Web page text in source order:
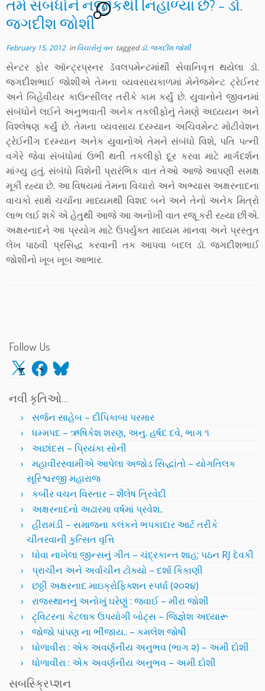
તમે સંબંધોને નજીકથી નિહાળ્યા છે? – ડૉ.
જગદીશ જોશી
9
February 15, 2012inવિચારોનું વન taggedડૉ. જગદીશ જોશી
સેન્ટર ફોર ઑન્ટ્રપ્રનર ડૅવલપમેન્ટમાંથી સેવાનિવૃત્ત થયેલા ડૉ.
જગદીશભાઈ જોશીએ તેમના વ્યવસાયકાળમાં મેનેજમેન્ટ ટ્રેઈનર
અને બિહેવીયર કાઉન્સીલર તરીકે કામ કર્યું છે. યુવાનોને જીવનમાં
સંબંધોને લઈને અનુભવાતી અનેક તકલીફોનું તેમણે અધ્યયન અને
વિશ્લેષણ કર્યું છે. તેમના વ્યવસાય દરમ્યાન અચિવમેન્ટ મોટીવેશન
ટ્રેઈનીંગ દરમ્યાન અનેક યુવાનોએ તેમને સંબંધો વિશે, પતિ પત્ની
વગેરે જેવા સંબંધોમાં ઉભી થતી તકલીફો દૂર કરવા માટે માર્ગદર્શન
માંગ્યુ હતું. સંબંધો વિશેની પ્રારંભિક વાત તેઓ આજે આપણી સમક્ષ
મૂકી રહ્યા છે. આ વિષયમાં તેમના વિચારો અને અભ્યાસ અક્ષરનાદના
વાચકો સાથે ચર્ચાના માધ્યમથી વિશદ બને અને તેનો અનેક મિત્રો
લાભ લઈ શકે એ હેતુથી આજે આ અનોખી વાત રજૂ કરી રહ્યા છીએ.
અક્ષરનાદને આ પ્રયોગ માટે ઉપર્યુક્ત માધ્યમ માનવા અને પ્રસ્તુત
લેખ પાઠવી પ્રસિદ્ધ કરવાની તક આપવા બદલ ડૉ. જગદીશભાઈ
જોશીનો ખૂબ ખૂબ આભાર.
Follow Us
X Facebook
Bluesky
નવી કૃતિઓ…
સર્જન સાહેબ – દીપિકાબા પરમાર
ધમ્મપદ – ઋષિકેશ શરણ, અનુ. હર્ષદ દવે, ભાગ ૧
અછાંદસ – પ્રિયંકા સોની
મહાવીરસ્વામીએ આપેલા અજોડ સિદ્ધાંતો – યોગતિલક
સૂરિશ્વરજી મહારાજ
કબીર વચન વિસ્તાર – શૈલેષ ત્રિવેદી
અક્ષરનાદનો અઢારમા વર્ષમાં પ્રવેશ..
હીરામંડી – સમાજના કલંકને ભપકાદાર આર્ટ તરીકે
ચીતરવાની કુત્સિત વૃત્તિ
ધોવા નાખેલા જીન્સનું ગીત – ચંદ્રકાન્ત શાહ; પઠન RJ દેવકી
પ્રાચીન અને અર્વાચીન ટોક્યો – દર્શા કિકાણી
છઠ્ઠી અક્ષરનાદ માઇક્રોફિક્શન સ્પર્ધા (૨૦૨૪)
રાજસ્થાનનું અનોખું ઘરેણું : જવાઈ – મીરા જોશી
ટ્વિટરના કેટલાક ઉપયોગી બોટ્સ – જિજ્ઞેશ અધ્યારૂ
જોજો પાંપણ ના ભીંજાય.. – કમલેશ જોષી
ધોળાવીરા : એક અવર્ણનીય અનુભવ (ભાગ ૨) – અમી દોશી
ધોળાવીરા : એક અવર્ણનીય અનુભવ – અમી દોશી
સબસ્ક્રિપ્શન